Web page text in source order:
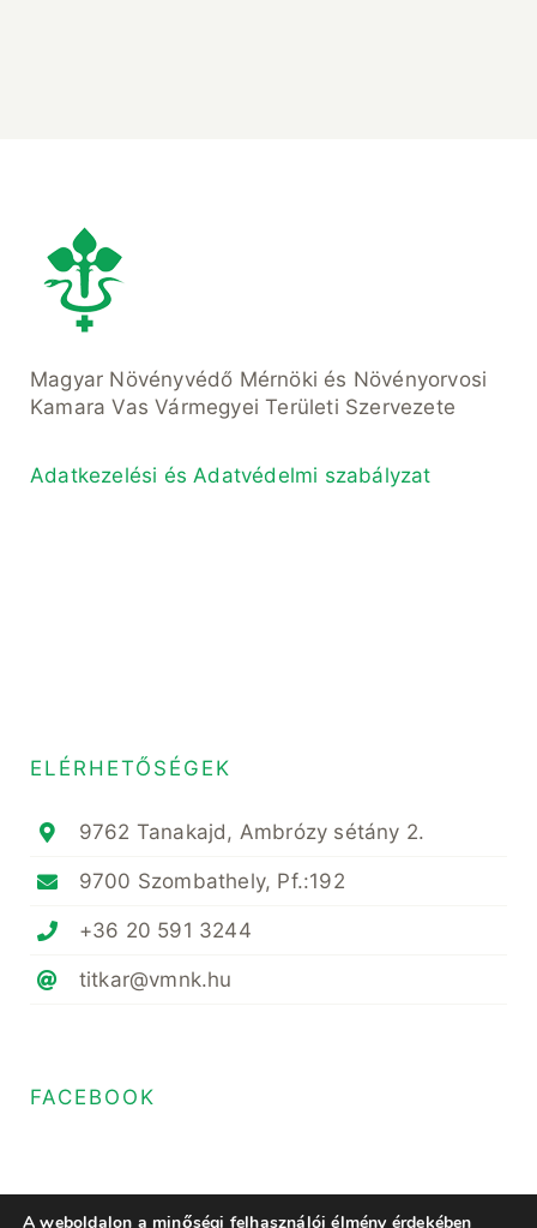
Magyar Növényvédő Mérnöki és Növényorvosi
Kamara Vas Vármegyei Területi Szervezete
Adatkezelési és Adatvédelmi szabályzat
ELÉRHETŐSÉGEK
9762 Tanakajd, Ambrózy sétány 2.
9700 Szombathely, Pf.:192
+36 20 591 3244
titkar@vmnk.hu
FACEBOOK
A weboldalon a minőségi felhasználói élmény érdekében